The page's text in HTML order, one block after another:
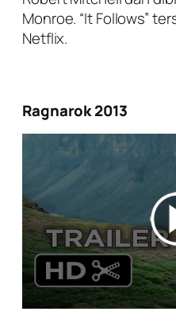
Monroe. “It Follows”
Netflix.
Ragnarok 2013